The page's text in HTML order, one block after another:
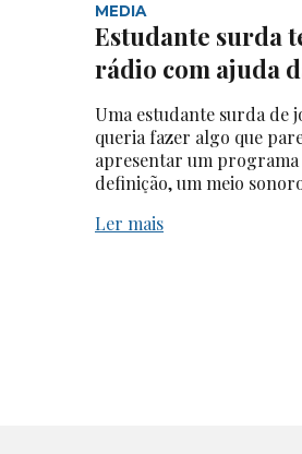
MEDIA
Estudante surda
rádio com ajuda
Uma estudante surda de
queria fazer algo que
apresentar um
definição, um meio
Ler mais